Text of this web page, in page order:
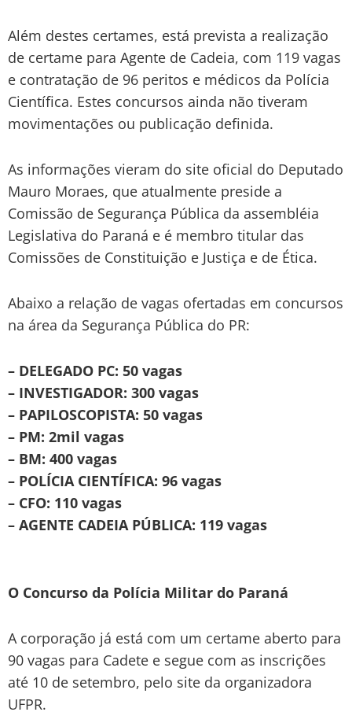
Além destes certames, está prevista a realização
de certame para Agente de Cadeia, com 119 vagas
e contratação de 96 peritos e médicos da Polícia
Científica. Estes concursos ainda não tiveram
movimentações ou publicação definida.
As informações vieram do site oficial do Deputado
Mauro Moraes, que atualmente preside a
Comissão de Segurança Pública da assembléia
Legislativa do Paraná e é membro titular das
Comissões de Constituição e Justiça e de Ética.
Abaixo a relação de vagas ofertadas em concursos
na área da Segurança Pública do PR:
– DELEGADO PC: 50 vagas
– INVESTIGADOR: 300 vagas
– PAPILOSCOPISTA: 50 vagas
– PM: 2mil vagas
– BM: 400 vagas
– POLÍCIA CIENTÍFICA: 96 vagas
– CFO: 110 vagas
– AGENTE CADEIA PÚBLICA: 119 vagas
O Concurso da Polícia Militar do Paraná
A corporação já está com um certame aberto para
90 vagas para Cadete e segue com as inscrições
até 10 de setembro, pelo site da organizadora
UFPR.